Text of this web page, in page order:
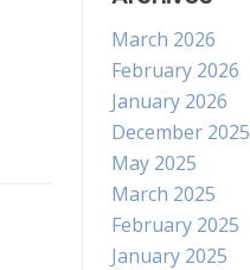
March 2026
February 2026
January 2026
December 2025
May 2025
March 2025
February 2025
January 2025